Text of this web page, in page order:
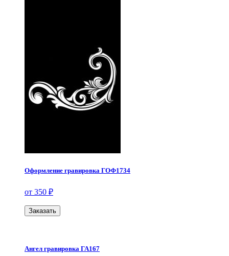
Оформление гравировка ГОФ1734
от 350 ₽
Заказать
Ангел гравировка ГА167